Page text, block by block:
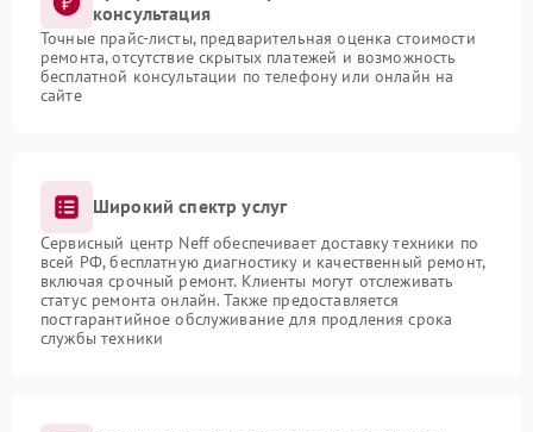
консультация
Точные прайс-листы, предварительная оценка стоимости
ремонта, отсутствие скрытых платежей и возможность
бесплатной консультации по телефону или онлайн на
сайте
Широкий спектр услуг
Сервисный центр Neff обеспечивает доставку техники по
всей РФ, бесплатную диагностику и качественный ремонт,
включая срочный ремонт. Клиенты могут отслеживать
статус ремонта онлайн. Также предоставляется
постгарантийное обслуживание для продления срока
службы техники